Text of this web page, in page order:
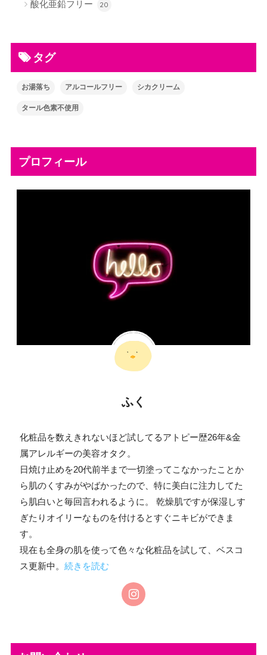
酸化亜鉛フリー 20
タグ
お湯落ち アルコールフリー シカクリーム
タール色素不使用
プロフィール
ふく
化粧品を数えきれないほど試してるアトピー歴26年&金
属アレルギーの美容オタク。
日焼け止めを20代前半まで一切塗ってこなかったことか
ら肌のくすみがやばかったので、特に美白に注力してた
ら肌白いと毎回言われるように。 乾燥肌ですが保湿しす
ぎたりオイリーなものを付けるとすぐニキビができま
す。
現在も全身の肌を使って色々な化粧品を試して、ベスコ
ス更新中。 続きを読む